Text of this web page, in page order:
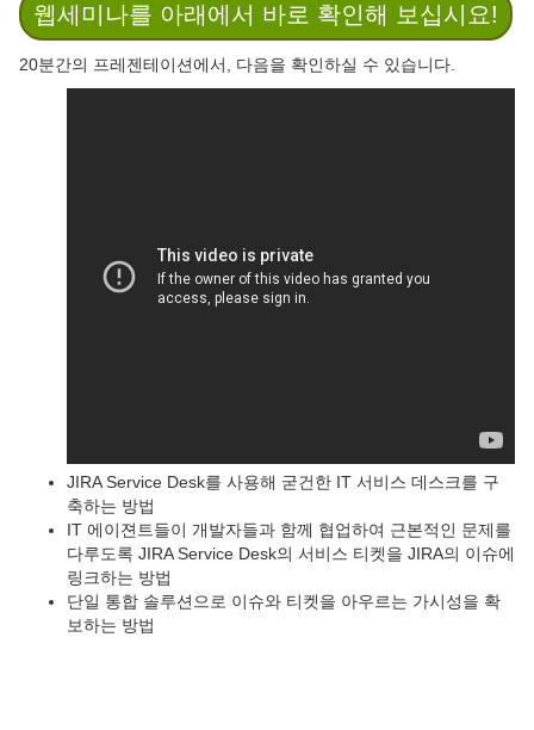
웹세미나를 아래에서 바로 확인해 보십시요!
20분간의 프레젠테이션에서, 다음을 확인하실 수 있습니다.
JIRA Service Desk를 사용해 굳건한 IT 서비스 데스크를 구
축하는 방법
IT 에이젼트들이 개발자들과 함께 협업하여 근본적인 문제를
다루도록 JIRA Service Desk의 서비스 티켓을 JIRA의 이슈에
링크하는 방법
단일 통합 솔루션으로 이슈와 티켓을 아우르는 가시성을 확
보하는 방법